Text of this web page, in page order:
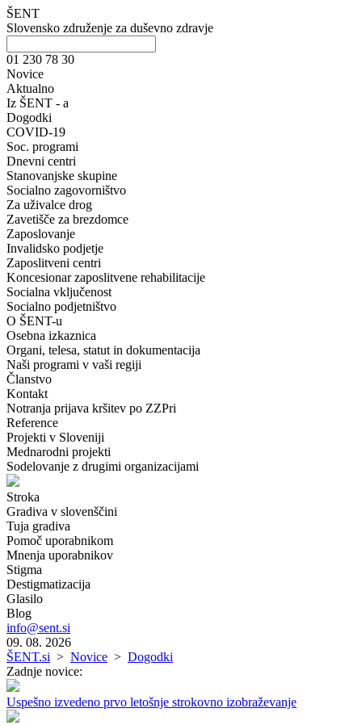
ŠENT
Slovensko združenje za duševno zdravje
01 230 78 30
Novice
Aktualno
Iz ŠENT - a
Dogodki
COVID-19
Soc. programi
Dnevni centri
Stanovanjske skupine
Socialno zagovorništvo
Za uživalce drog
Zavetišče za brezdomce
Zaposlovanje
Invalidsko podjetje
Zaposlitveni centri
Koncesionar zaposlitvene rehabilitacije
Socialna vključenost
Socialno podjetništvo
O ŠENT-u
Osebna izkaznica
Organi, telesa, statut in dokumentacija
Naši programi v vaši regiji
Članstvo
Kontakt
Notranja prijava kršitev po ZZPri
Reference
Projekti v Sloveniji
Mednarodni projekti
Sodelovanje z drugimi organizacijami
Stroka
Gradiva v slovenščini
Tuja gradiva
Pomoč uporabnikom
Mnenja uporabnikov
Stigma
Destigmatizacija
Glasilo
Blog
info@sent.si
09. 08. 2026
ŠENT.si > Novice > Dogodki
Zadnje novice:
Uspešno izvedeno prvo letošnje strokovno izobraževanje